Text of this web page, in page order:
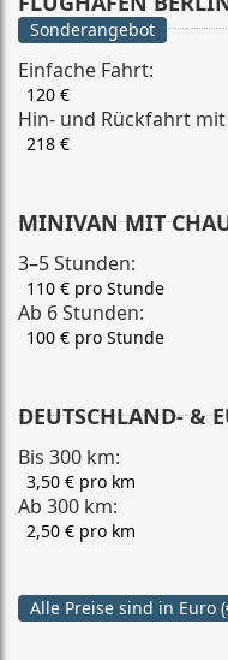
Sonderangebot
Einfache Fahrt:
120 €
Hin- und Rückfahrt mit
218 €
MINIVAN MIT
3–5 Stunden:
110 € pro Stunde
Ab 6 Stunden:
100 € pro Stunde
DEUTSCHLAND- &
Bis 300 km:
3,50 € pro km
Ab 300 km:
2,50 € pro km
Alle Preise sind in Euro